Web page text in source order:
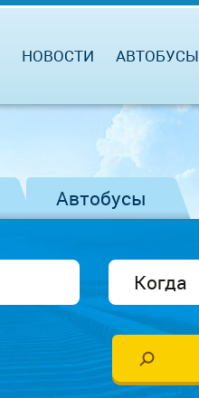
НОВОСТИ АВТОБУСЫ
Автобусы